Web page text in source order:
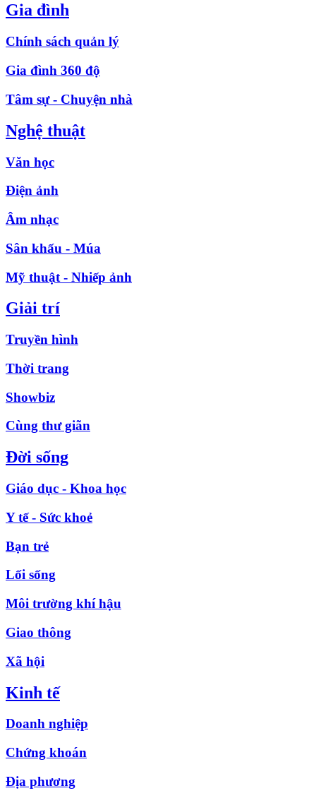
Gia đình
Chính sách quản lý
Gia đình 360 độ
Tâm sự - Chuyện nhà
Nghệ thuật
Văn học
Điện ảnh
Âm nhạc
Sân khấu - Múa
Mỹ thuật - Nhiếp ảnh
Giải trí
Truyền hình
Thời trang
Showbiz
Cùng thư giãn
Đời sống
Giáo dục - Khoa học
Y tế - Sức khoẻ
Bạn trẻ
Lối sống
Môi trường khí hậu
Giao thông
Xã hội
Kinh tế
Doanh nghiệp
Chứng khoán
Địa phương